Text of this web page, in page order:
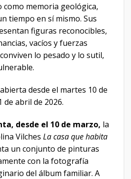
memoria geológica,
tiempo en sí mismo. Sus
figuras reconocibles,
vacíos y fuerzas
lo pesado y lo sutil,
desde el martes 10 de
de abril de 2026.
desde el 10 de marzo, la
Vilches La casa que habita
un conjunto de pinturas
con la fotografía
del álbum familiar. A